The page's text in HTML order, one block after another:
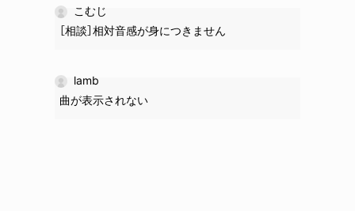
［相談］相対音感が身につきません
こむじ
曲が表示されない
lamb